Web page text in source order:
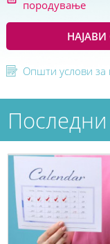
породување
НАЈАВИ
Општи услови за
Последни